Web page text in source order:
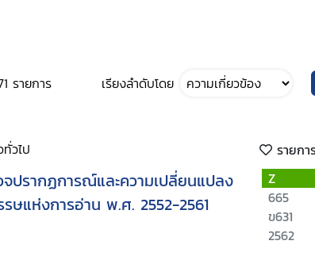
รายการ เรียงลำดับโดย
วไป รายกา
จปรากฏการณ์และความเปลี่ยนแปลง
ษแห่งการอ่าน พ.ศ. 2552-2561
Z
665
ข631
2562